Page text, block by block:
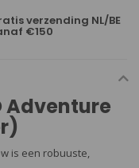
verzending NL/BE
€150
Adventure
is een robuuste,